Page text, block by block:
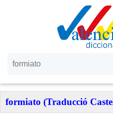
formiato (Traducció